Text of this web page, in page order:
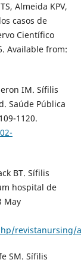
Almeida KPV,
casos de
Científico
Available from:
IM. Sífilis
Saúde Pública
1120.
BT. Sífilis
hospital de
May
revistanursing/
SM. Sífilis